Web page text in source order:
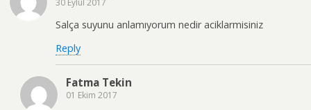
Salça suyunu anlamıyorum nedir aciklarmisiniz
Reply
Fatma Tekin
01 Ekim 2017